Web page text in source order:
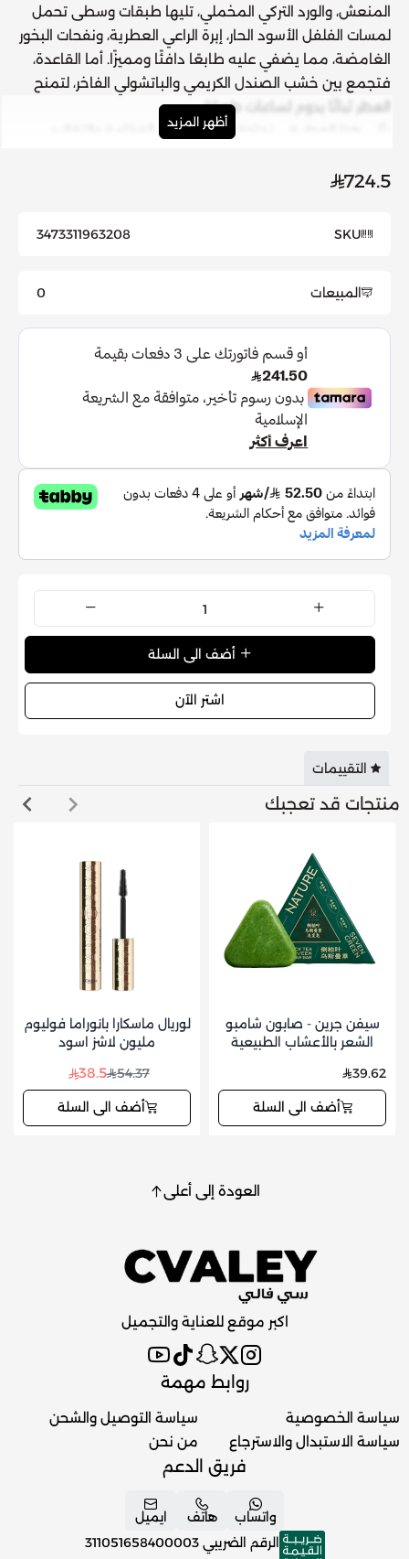
المنعش، والورد التركي المخملي، تليها طبقات وسطى تحمل
لمسات الفلفل الأسود الحار، إبرة الراعي العطرية، ونفحات البخور
الغامضة، مما يضفي عليه طابعًا دافئًا ومميزًا. أما القاعدة،
فتجمع بين خشب الصندل الكريمي والباتشولي الفاخر، لتمنح
العطر ثباتًا يدوم لساعات طويلة.
يأتي هذا العطر في زجاجة أنيقة تعكس الفخامة والتقاليد
مجموعتك العطرية. سواء كنتِ تبحثين عن عطر يومي أو
أوريانت هو الخيار المثالي.
تركيبة تدوم طويلاً تناسب جميع المناسبات
عطر نسائي
أظهر المزيد
724.5
SKU
3473311963208
المبيعات 0
اشتر الآن
التقييمات
منتجات قد تعجبك
سيفن جرين - صابون شامبو
الشعر بالأعشاب الطبيعية
39.62
أضف الى السلة
لوريال ماسكارا بانوراما فوليوم
مليون لاشز اسود
54.37
38.5
أضف الى السلة
العودة إلى أعلى
اكبر موقع للعناية والتجميل
روابط مهمة
سياسة الخصوصية
سياسة الاستبدال والاسترجاع
سياسة التوصيل والشحن
من نحن
فريق الدعم
واتساب هاتف
ايميل
الرقم الضريبي 311051658400003